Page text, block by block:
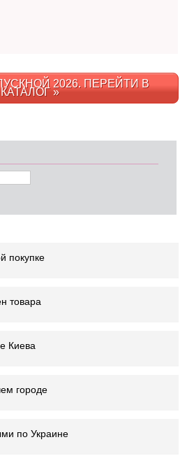
2026. ПЕРЕЙТИ В
КАТАЛОГ »
покупке
товара
Киева
городе
по Украине